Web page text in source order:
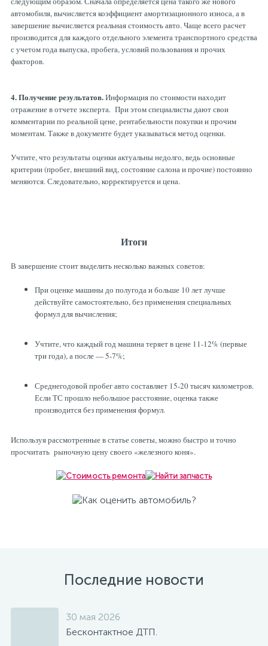
автомобиля, вычисляется коэффициент амортизационного износа, а в
завершение вычисляется реальная стоимость авто. Чаще всего расчет
производится для каждого отдельного элемента транспортного средства
с учетом года выпуска, пробега, условий пользования и прочих
факторов.
4. Получение результатов.Информация по стоимости находит
отражение в отчете эксперта. При этом специалисты дают свои
комментарии по реальной цене, рентабельности покупки и прочим
моментам. Также в документе будет указываться метод оценки.
Учтите, что результаты оценки актуальны недолго, ведь основные
критерии (пробег, внешний вид, состояние салона и прочие) постоянно
меняются. Следовательно, корректируется и цена.
Итоги
В завершение стоит выделить несколько важных советов:
При оценке машины до полугода и больше 10 лет лучше
действуйте самостоятельно, без применения специальных
формул для вычисления;
Учтите, что каждый год машина теряет в цене 11-12% (первые
три года), а после — 5-7%;
Среднегодовой пробег авто составляет 15-20 тысяч километров.
Если ТС прошло небольшое расстояние, оценка также
производится без применения формул.
Используя рассмотренные в статье советы, можно быстро и точно
просчитать рыночную цену своего «железного коня».
Последние новости
30 мая 2026
Бесконтактное ДТП.